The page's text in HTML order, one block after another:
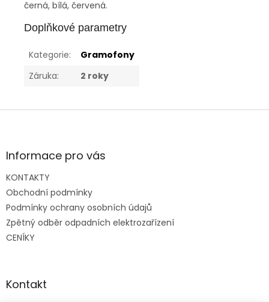
černá, bílá, červená.
Doplňkové parametry
Kategorie:
Gramofony
Záruka: 2 roky
Z
aInformace pro vás
KONTAKTY
Obchodní podmínky
Podmínky ochrany osobních údajů
Zpětný odběr odpadních elektrozařízení
CENÍKY
Kontakt